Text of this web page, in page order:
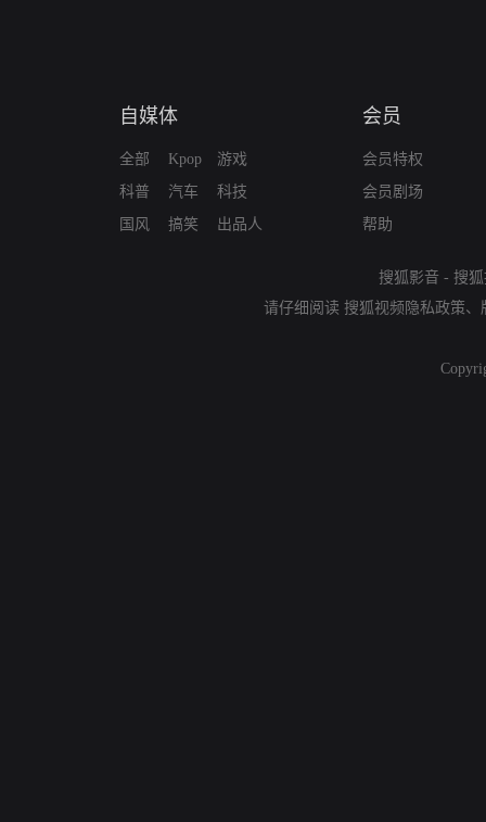
自媒体
全部
科普
国风
Kpop
汽车
搞笑
游戏
科技
出品人
会员
会员特权
会员剧场
帮助
搜狐影音 - 搜
请仔细阅读 搜狐视频隐私政策、